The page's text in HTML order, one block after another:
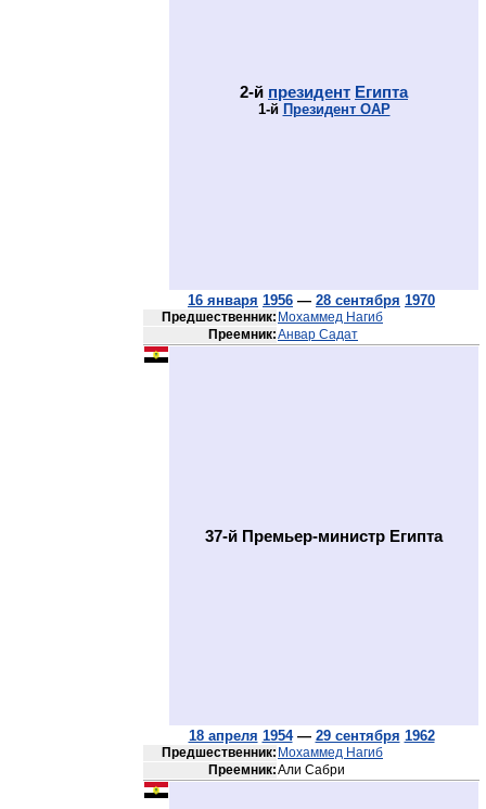
2-й президент Египта
1-й Президент ОАР
16 января 1956 — 28 сентября 1970
Предшественник: Мохаммед Нагиб
Преемник:Анвар Садат
37-й Премьер-министр Египта
18 апреля 1954— 29 сентября 1962
Предшественник: Мохаммед Нагиб
Преемник:Али Сабри